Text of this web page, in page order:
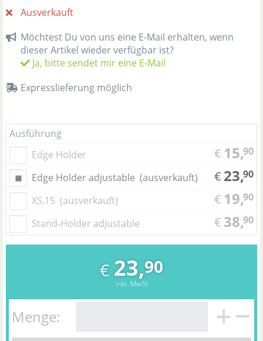
Ausverkauft
Möchtest Du von uns eine E-Mail erhalten, wenn
dieser Artikel wieder verfügbar ist?
Ja, bitte sendet mir eine E-Mail
Expresslieferung möglich
Ausführung
Edge Holder
€ 15,90
Edge Holder adjustable (ausverkauft) € 23,90
XS.15 (ausverkauft) € 19,90
Stand-Holder adjustable € 38,90
€ 23,90
inkl. MwSt
Menge: